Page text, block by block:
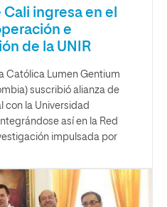
ingresa en el
e
de la UNIR
Católica Lumen Gentium
suscribió alianza de
con la Universidad
así en la Red
impulsada por